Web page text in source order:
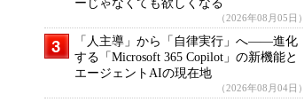
ーじゃなくても欲しくなる
（2026年08月05日）
「人主導」から「自律実行」へ――進化
する「Microsoft 365 Copilot」の新機能と
エージェントAIの現在地
（2026年08月04日）